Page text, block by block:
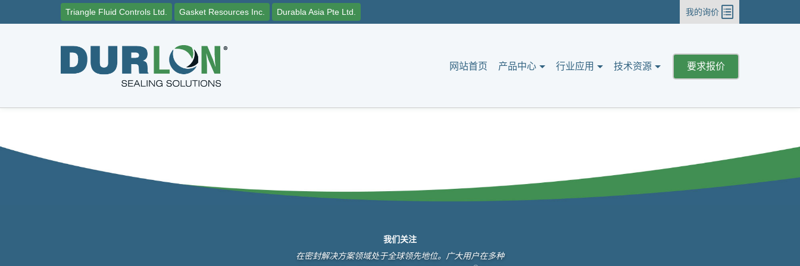
Triangle Fluid Controls Ltd. Gasket Resources Inc. Durabla Asia Pte Ltd. 我的询价
要求报价
网站首页 产品中心 行业应用 技术资源
我们关注
在密封解决方案领域处于全球领先地位。广大用户在多种